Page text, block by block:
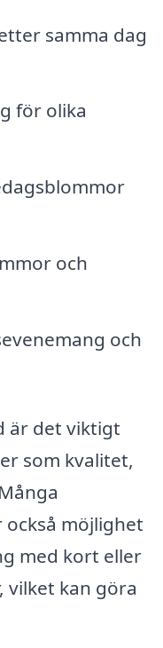
samma dag
för olika
och
och
är det viktigt
som kvalitet,
möjlighet
med kort eller
vilket kan göra